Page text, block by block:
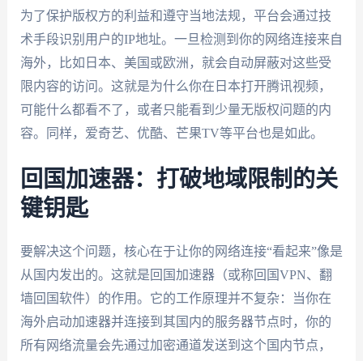
为了保护版权方的利益和遵守当地法规，平台会通过技
术手段识别用户的IP地址。一旦检测到你的网络连接来自
海外，比如日本、美国或欧洲，就会自动屏蔽对这些受
限内容的访问。这就是为什么你在日本打开腾讯视频，
可能什么都看不了，或者只能看到少量无版权问题的内
容。同样，爱奇艺、优酷、芒果TV等平台也是如此。
回国加速器：打破地域限制的关
键钥匙
要解决这个问题，核心在于让你的网络连接“看起来”像是
从国内发出的。这就是回国加速器（或称回国VPN、翻
墙回国软件）的作用。它的工作原理并不复杂：当你在
海外启动加速器并连接到其国内的服务器节点时，你的
所有网络流量会先通过加密通道发送到这个国内节点，